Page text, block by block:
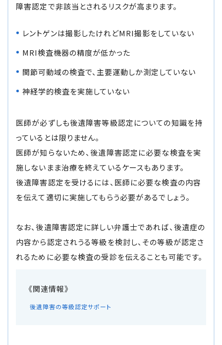
障害認定で非該当とされるリスクが高まります。
レントゲンは撮影したけれどMRI撮影をしていない
MRI検査機器の精度が低かった
関節可動域の検査で、主要運動しか測定していない
神経学的検査を実施していない
医師が必ずしも後遺障害等級認定についての知識を持
っているとは限りません。
医師が知らないため、後遺障害認定に必要な検査を実
施しないまま治療を終えているケースもあります。
後遺障害認定を受けるには、医師に必要な検査の内容
を伝えて適切に実施してもらう必要があるでしょう。
なお、後遺障害認定に詳しい弁護士であれば、後遺症の
内容から認定されうる等級を検討し、その等級が認定さ
れるために必要な検査の受診を伝えることも可能です。
後遺障害の等級認定サポート